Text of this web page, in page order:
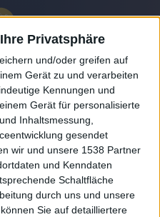
Privatsphäre
und/oder greifen auf
Gerät zu und verarbeiten
Kennungen und
Gerät für personalisierte
Inhaltsmessung,
gesendet
wir und unsere 1538 Partner
und Kenndaten
Schaltfläche
durch uns und unsere
Sie auf detailliertere
für
intelligentes Wohnen,
und Informatives zu